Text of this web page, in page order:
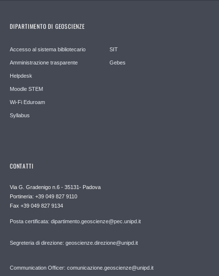
DIPARTIMENTO DI GEOSCIENZE
Accesso al sistema bibliotecario
Amministrazione trasparente
Helpdesk
Moodle STEM
Wi-Fi Eduroam
Syllabus
SIT
Gebes
CONTATTI
Via G. Gradenigo n.6 - 35131- Padova
Portineria: +39 049 827 9110
Fax +39 049 827 9134
Posta certificata: dipartimento.geoscienze@pec.unipd.it
Segreteria di direzione: geoscienze.direzione@unipd.it
Communication Officer: comunicazione.geoscienze@unipd.it